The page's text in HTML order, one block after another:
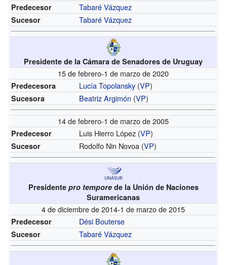
Predecesor Tabaré Vázquez
Sucesor Tabaré Vázquez
Presidente de la Cámara de Senadores de Uruguay
15 de febrero-1 de marzo de 2020
Predecesora Lucía Topolansky (VP)
Sucesora Beatriz Argimón (VP)
14 de febrero-1 de marzo de 2005
Predecesor Luis Hierro López (VP)
Sucesor Rodolfo Nin Novoa (VP)
Presidente pro temporede la Unión de Naciones
Suramericanas
4 de diciembre de 2014-1 de marzo de 2015
Predecesor Dési Bouterse
Sucesor Tabaré Vázquez